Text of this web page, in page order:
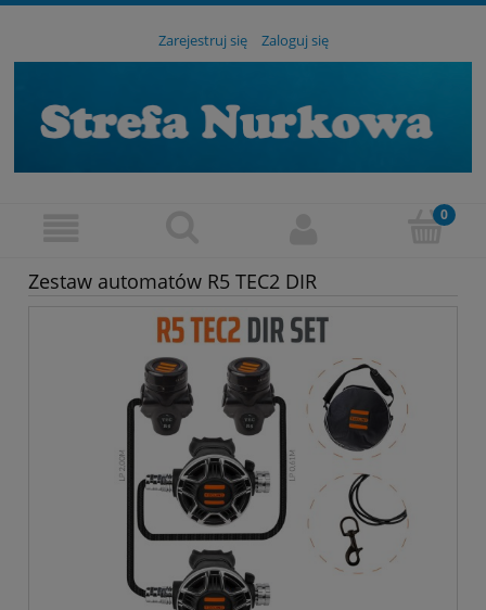
Zarejestruj się Zaloguj się
Zestaw automatów R5 TEC2 DIR